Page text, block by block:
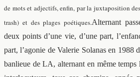
de mots et adjectifs, enfin, par la juxtaposition
trash) et des plages poétiques.Alternant
deux points d’une vie, d’une part,
part, l’agonie de Valerie Solanas en 1988
banlieue de LA, alternant en même temps